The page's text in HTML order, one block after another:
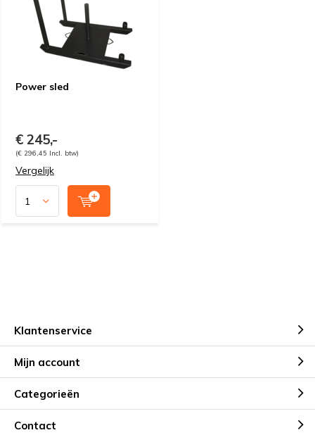
Power sled
€ 245,-
(€ 296,45 Incl. btw)
Vergelijk
Klantenservice
Mijn account
Categorieën
Contact